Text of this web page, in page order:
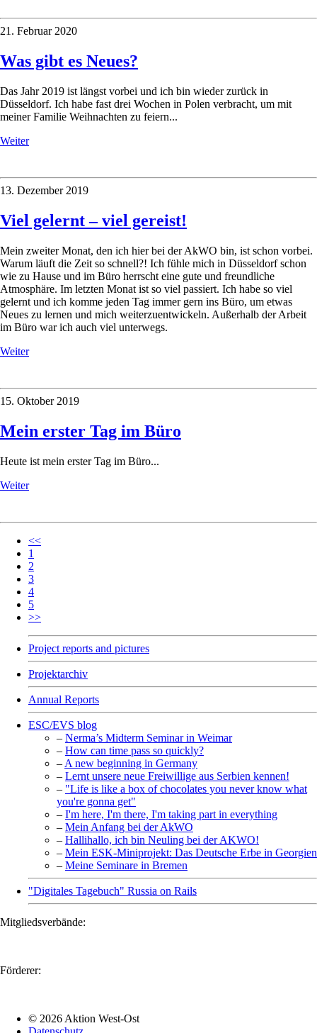
21. Februar 2020
Was gibt es Neues?
Das Jahr 2019 ist längst vorbei und ich bin wieder zurück in
Düsseldorf. Ich habe fast drei Wochen in Polen verbracht, um mit
meiner Familie Weihnachten zu feiern...
Weiter
13. Dezember 2019
Viel gelernt – viel gereist!
Mein zweiter Monat, den ich hier bei der AkWO bin, ist schon vorbei.
Warum läuft die Zeit so schnell?! Ich fühle mich in Düsseldorf schon
wie zu Hause und im Büro herrscht eine gute und freundliche
Atmosphäre. Im letzten Monat ist so viel passiert. Ich habe so viel
gelernt und ich komme jeden Tag immer gern ins Büro, um etwas
Neues zu lernen und mich weiterzuentwickeln. Außerhalb der Arbeit
im Büro war ich auch viel unterwegs.
Weiter
15. Oktober 2019
Mein erster Tag im Büro
Heute ist mein erster Tag im Büro...
Weiter
<<
1
2
3
4
5
>>
Project reports and pictures
Projektarchiv
Annual Reports
ESC/EVS blog
– Nerma’s Midterm Seminar in Weimar
– How can time pass so quickly?
– A new beginning in Germany
– Lernt unsere neue Freiwillige aus Serbien kennen!
– "Life is like a box of chocolates you never know what
you're gonna get"
– I'm here, I'm there, I'm taking part in everything
– Mein Anfang bei der AkWO
– Hallihallo, ich bin Neuling bei der AKWO!
– Mein ESK-Miniprojekt: Das Deutsche Erbe in Georgien
– Meine Seminare in Bremen
"Digitales Tagebuch" Russia on Rails
Mitgliedsverbände:
Förderer:
© 2026 Aktion West-Ost